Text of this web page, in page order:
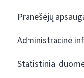
Pranešėjų
Administracinė
Statistiniai